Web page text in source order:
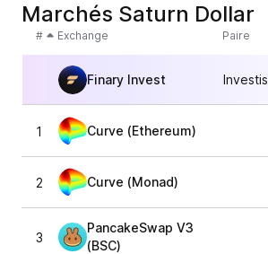
Marchés Saturn Dollar
# Exchange Paire
Finary Invest
1 Curve (Ethereum)
2 Curve (Monad)
3
PancakeSwap V3
(BSC)